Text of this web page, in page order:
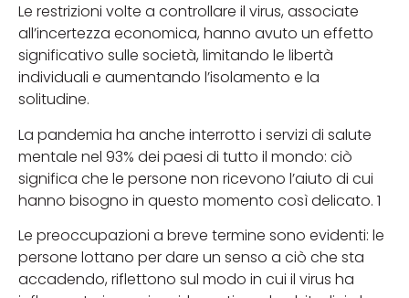
Le restrizioni volte a controllare il virus, associate
all’incertezza economica, hanno avuto un effetto
significativo sulle società, limitando le libertà
individuali e aumentando l’isolamento e la
solitudine.
La pandemia ha anche interrotto i servizi di salute
mentale nel 93% dei paesi di tutto il mondo: ciò
significa che le persone non ricevono l’aiuto di cui
hanno bisogno in questo momento così delicato. 1
Le preoccupazioni a breve termine sono evidenti: le
persone lottano per dare un senso a ciò che sta
accadendo, riflettono sul modo in cui il virus ha